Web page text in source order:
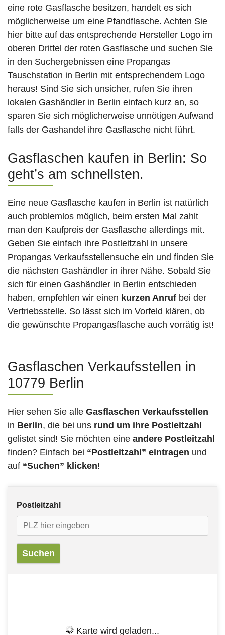
eine rote Gasflasche besitzen, handelt es sich
möglicherweise um eine Pfandflasche. Achten Sie
hier bitte auf das entsprechende Hersteller Logo im
oberen Drittel der roten Gasflasche und suchen Sie
in den Suchergebnissen eine Propangas
Tauschstation in Berlin mit entsprechendem Logo
heraus! Sind Sie sich unsicher, rufen Sie ihren
lokalen Gashändler in Berlin einfach kurz an, so
sparen Sie sich möglicherweise unnötigen Aufwand
falls der Gashandel ihre Gasflasche nicht führt.
Gasflaschen kaufen in Berlin: So
geht’s am schnellsten.
Eine neue Gasflasche kaufen in Berlin ist natürlich
auch problemlos möglich, beim ersten Mal zahlt
man den Kaufpreis der Gasflasche allerdings mit.
Geben Sie einfach ihre Postleitzahl in unsere
Propangas Verkaufsstellensuche ein und finden Sie
die nächsten Gashändler in ihrer Nähe. Sobald Sie
sich für einen Gashändler in Berlin entschieden
haben, empfehlen wir einen kurzen Anruf bei der
Vertriebsstelle. So lässt sich im Vorfeld klären, ob
die gewünschte Propangasflasche auch vorrätig ist!
Gasflaschen Verkaufsstellen in
10779 Berlin
Hier sehen Sie alle Gasflaschen Verkaufsstellen
in Berlin, die bei uns rund um ihre Postleitzahl
gelistet sind! Sie möchten eine andere Postleitzahl
finden? Einfach bei “Postleitzahl” eintragen und
auf “Suchen” klicken!
Postleitzahl
Karte wird geladen...